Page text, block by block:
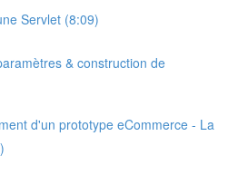
Servlet (8:09)
& construction de
d'un prototype eCommerce - La